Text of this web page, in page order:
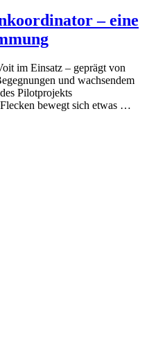
– eine
im Einsatz – geprägt von
und wachsendem
Pilotprojekts
bewegt sich etwas …